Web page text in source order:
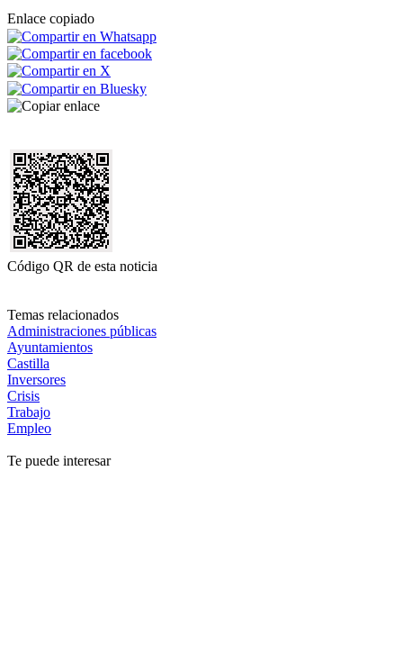
Enlace copiado
Código QR de esta noticia
Temas relacionados
Administraciones públicas
Ayuntamientos
Castilla
Inversores
Crisis
Trabajo
Empleo
Te puede interesar